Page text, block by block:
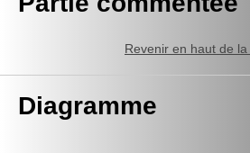
Revenir en haut de la
Diagramme